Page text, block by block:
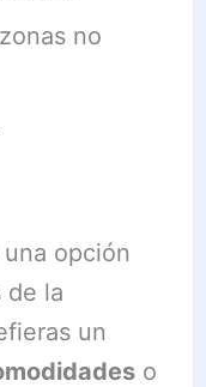
no
una opción
de la
un
o